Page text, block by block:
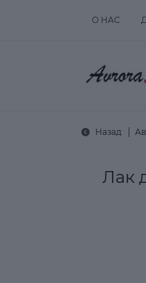
О НАС
Назад
Лак